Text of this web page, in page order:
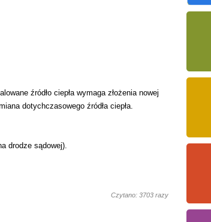
źródło ciepła wymaga złożenia nowej
dotychczasowego źródła ciepła.
drodze sądowej).
Czytano: 3703 razy